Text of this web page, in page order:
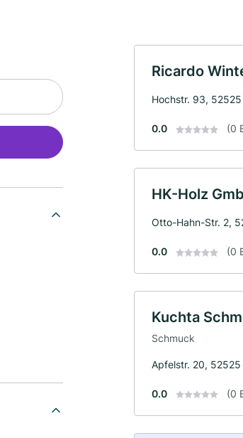
Ricardo
Hochstr. 93,
0.0 (0
HK-Holz
Otto-Hahn-Str. 2,
0.0 (0
Kuchta
Schmuck
Apfelstr. 20, 52525
0.0 (0